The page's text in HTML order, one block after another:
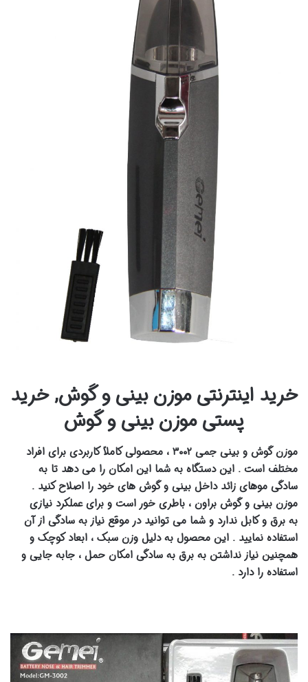
خرید اینترنتی موزن بینی و گوش, خرید
پستی موزن بینی و گوش
موزن گوش و بینی جمی ۳۰۰۲ ، محصولی کاملاً کاربردی برای افراد
مختلف است . این دستگاه به شما این امکان را می دهد تا به
سادگی موهای زائد داخل بینی و گوش های خود را اصلاح کنید .
موزن بینی و گوش براون ، باطری خور است و برای عملکرد نیازی
به برق و کابل ندارد و شما می توانید در موقع نیاز به سادگی از آن
استفاده نمایید . این محصول به دلیل وزن سبک ، ابعاد کوچک و
همچنین نیاز نداشتن به برق به سادگی امکان حمل ، جابه جایی و
استفاده را دارد .